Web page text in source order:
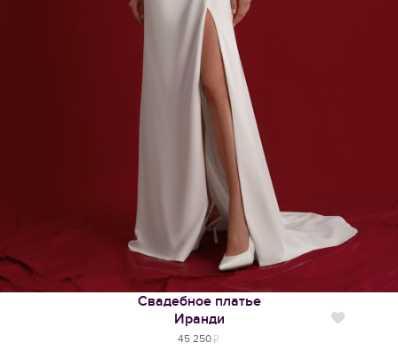
Свадебное платье
Иранди
45 250